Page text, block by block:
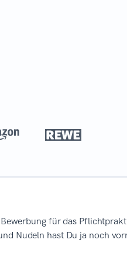
für das
Nudeln hast Du ja noch